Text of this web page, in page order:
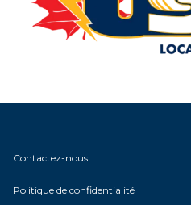
Contactez-nous
Politique de confidentialité